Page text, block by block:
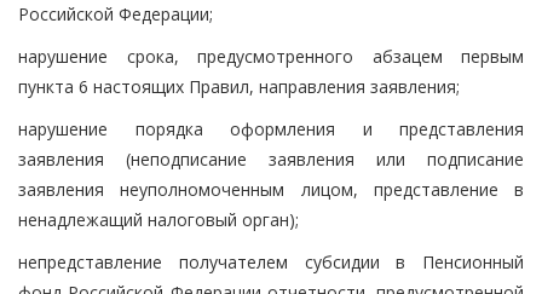
Российской Федерации;
нарушение срока, предусмотренного абзацем первым
пункта 6 настоящих Правил, направления заявления;
нарушение порядка оформления и представления
заявления (неподписание заявления или подписание
заявления неуполномоченным лицом, представление в
ненадлежащий налоговый орган);
непредставление получателем субсидии в Пенсионный